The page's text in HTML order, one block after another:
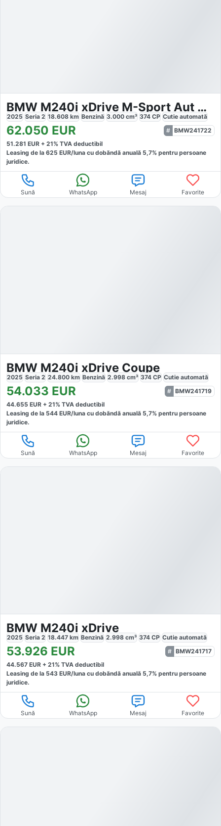
BMW M240i xDrive M-Sport Aut Nav HuD LED h&k Komfzg
2025 Seria 2 18.608 km Benzină 3.000 cm³ 374 CP Cutie automată
62.050 EUR
BMW241722
51.281 EUR + 21% TVA deductibil
Leasing de la 625 EUR/luna cu dobăndă anuală 5,7% pentru persoane
juridice.
Sună WhatsApp Mesaj Favorite
BMW M240i xDrive Coupe
2025 Seria 2 24.800 km Benzină 2.998 cm³ 374 CP Cutie automată
54.033 EUR
BMW241719
44.655 EUR + 21% TVA deductibil
Leasing de la 544 EUR/luna cu dobăndă anuală 5,7% pentru persoane
juridice.
Sună WhatsApp Mesaj Favorite
BMW M240i xDrive
2025 Seria 2 18.447 km Benzină 2.998 cm³ 374 CP Cutie automată
53.926 EUR
BMW241717
44.567 EUR + 21% TVA deductibil
Leasing de la 543 EUR/luna cu dobăndă anuală 5,7% pentru persoane
juridice.
Sună WhatsApp Mesaj Favorite